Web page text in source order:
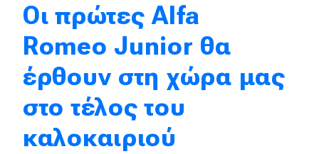
Αγώνες
Formula 1
WRC
Motorsport
Oι πρώτες Alfa
Romeo Junior θα
έρθουν στη χώρα μας
στο τέλος του
καλοκαιριού